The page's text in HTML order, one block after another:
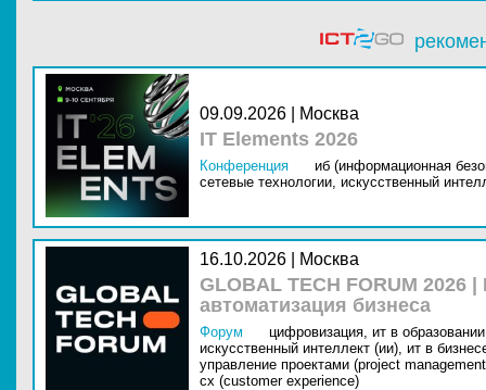
09.09.2026 | Москва
IT Elements 2026
Конференция
иб (информационная
сетевые технологии, искусственный
16.10.2026 | Москва
GLOBAL TECH FORUM
автоматизация бизнеса
Форум цифровизация, ит в
искусственный интеллект (ии), ит в
управление проектами (project
cx (customer experience)